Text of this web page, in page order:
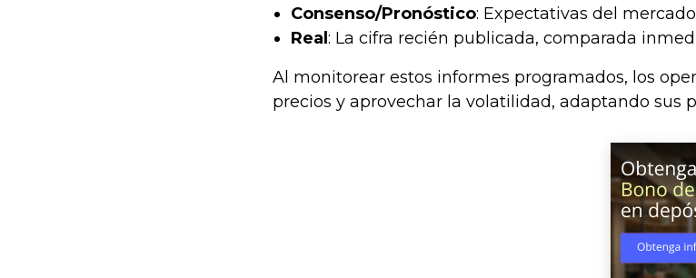
Consenso/Pronóstico: Expectativas del
Real : La cifra recién publicada, comparada
Al monitorear estos informes programados, los
precios y aprovechar la volatilidad, adaptando sus